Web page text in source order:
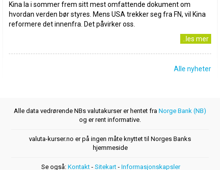
Kina la i sommer frem sitt mest omfattende dokument om
hvordan verden bør styres. Mens USA trekker seg fra FN, vil Kina
reformere det innenfra. Det påvirker oss.
..les mer
Alle nyheter
Alle data vedrørende NBs valutakurser er hentet fra Norge Bank (NB)
og er rent informative.
valuta-kurser.no er på ingen måte knyttet til Norges Banks
hjemmeside
Se også: Kontakt - Sitekart - Informasjonskapsler